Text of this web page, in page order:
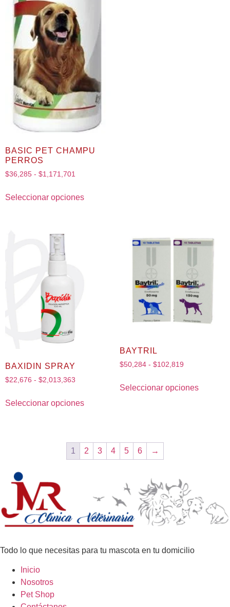
BASIC PET CHAMPU
PERROS
$36,285 - $1,171,701
Seleccionar opciones
BAXIDIN SPRAY
$22,676 - $2,013,363
Seleccionar opciones
BAYTRIL
$50,284 - $102,819
Seleccionar opciones
1 2 3 4 5 6 →
Todo lo que necesitas para tu mascota en tu domicilio
Inicio
Nosotros
Pet Shop